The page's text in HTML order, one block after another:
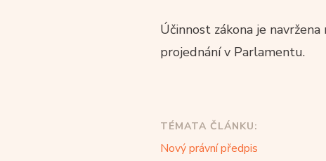
Účinnost zákona je
projednání v Parlamentu.
TÉMATA ČLÁNKU:
Nový právní předpis